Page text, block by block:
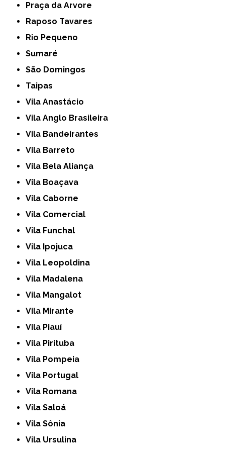
Praça da Arvore
Raposo Tavares
Rio Pequeno
Sumaré
São Domingos
Taipas
Vila Anastácio
Vila Anglo Brasileira
Vila Bandeirantes
Vila Barreto
Vila Bela Aliança
Vila Boaçava
Vila Caborne
Vila Comercial
Vila Funchal
Vila Ipojuca
Vila Leopoldina
Vila Madalena
Vila Mangalot
Vila Mirante
Vila Piauí
Vila Pirituba
Vila Pompeia
Vila Portugal
Vila Romana
Vila Saloá
Vila Sônia
Vila Ursulina